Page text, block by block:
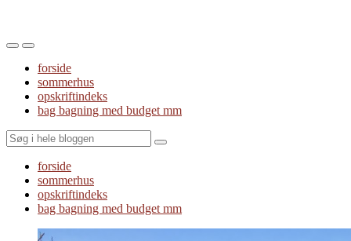
Toggle
mobile
menu
Toggle
the
search
field
forside
sommerhus
opskriftindeks
bag bagning med budget mm
Search
forside
sommerhus
opskriftindeks
bag bagning med budget mm